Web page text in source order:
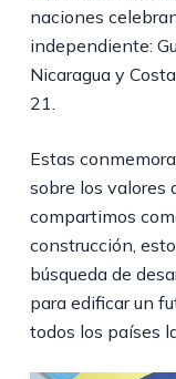
naciones
independiente:
Nicaragua y
21.
Estas
sobre los valores
compartimos
construcción,
búsqueda de
para edificar un
todos los países